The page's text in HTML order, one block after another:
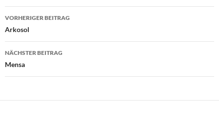
Beitragsnavigation
VORHERIGER BEITRAG
Arkosol
NÄCHSTER BEITRAG
Mensa